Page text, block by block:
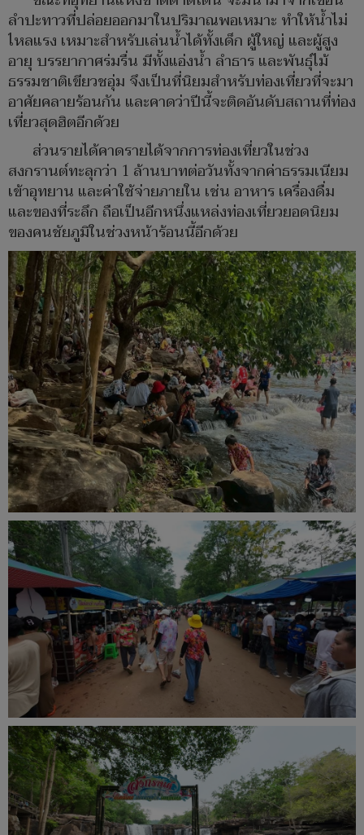
ลำปะทาวที่ปล่อยออกมาในปริมาณพอเหมาะ ทำให้น้ำไม่
ไหลแรง เหมาะสำหรับเล่นน้ำได้ทั้งเด็ก ผู้ใหญ่ และผู้สูง
อายุ บรรยากาศร่มรื่น มีทั้งแอ่งน้ำ ลำธาร และพันธุ์ไม้
ธรรมชาติเขียวชอุ่ม จึงเป็นที่นิยมสำหรับท่องเที่ยวที่จะมา
อาศัยคลายร้อนกัน และคาดว่าปีนี้จะติดอันดับสถานที่ท่อง
เที่ยวสุดฮิตอีกด้วย
ส่วนรายได้คาดรายได้จากการท่องเที่ยวในช่วง
สงกรานต์ทะลุกว่า 1 ล้านบาทต่อวันทั้งจากค่าธรรมเนียม
เข้าอุทยาน และค่าใช้จ่ายภายใน เช่น อาหาร เครื่องดื่ม
และของที่ระลึก ถือเป็นอีกหนึ่งแหล่งท่องเที่ยวยอดนิยม
ของคนชัยภูมิในช่วงหน้าร้อนนี้อีกด้วย